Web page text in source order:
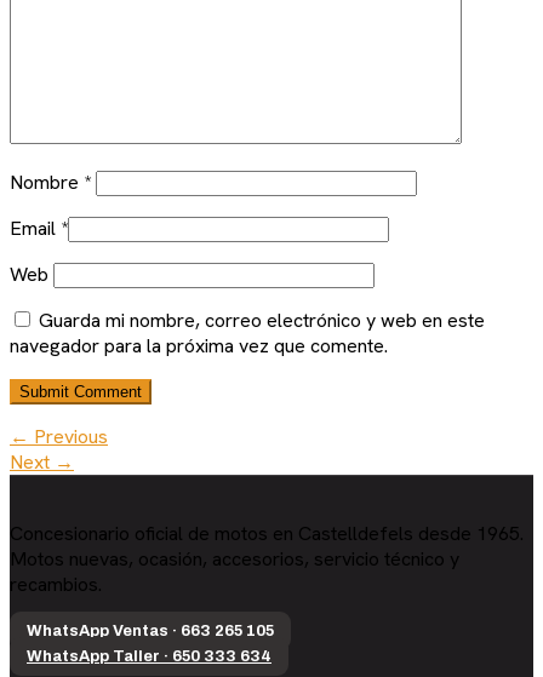
Nombre *
Email *
Web
Guarda mi nombre, correo electrónico y web en este
navegador para la próxima vez que comente.
← Previous
Next →
Concesionario oficial de motos en Castelldefels desde 1965.
Motos nuevas, ocasión, accesorios, servicio técnico y
recambios.
WhatsApp Ventas · 663 265 105
WhatsApp Taller · 650 333 634